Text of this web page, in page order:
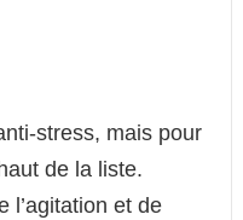
stress, mais pour
de la liste.
l’agitation et de